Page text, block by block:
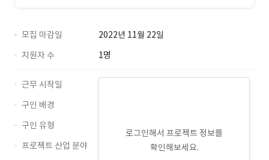
모집 마감일
2022년 11월 22일
지원자 수
1명
로그인해서 프로젝트 정보를
확인해보세요.
근무 시작일
구인 배경
구인 유형
프로젝트 산업 분야